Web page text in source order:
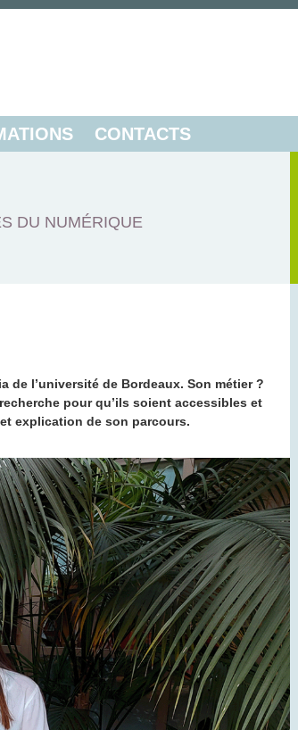
CONTACTS
DU NUMÉRIQUE
de l’université de Bordeaux. Son métier ?
pour qu’ils soient accessibles et
explication de son parcours.